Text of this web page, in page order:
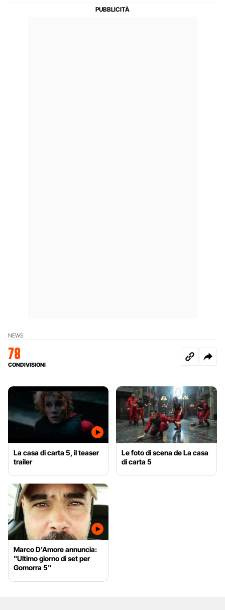
NEWS
78
CONDIVISIONI
La casa di carta 5, il teaser
trailer
Le foto di scena de La casa
di carta 5
Marco D'Amore annuncia:
"Ultimo giorno di set per
Gomorra 5"